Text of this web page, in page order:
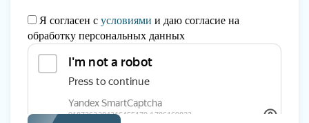
Я согласен с условиями и даю согласие на
обработку персональных данных